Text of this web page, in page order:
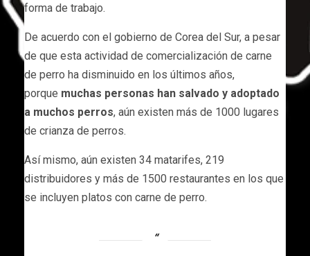
forma de trabajo.
De acuerdo con el gobierno de Corea del Sur, a pesar
de que esta actividad de comercialización de carne
de perro ha disminuido en los últimos años,
porque muchas personas han salvado y adoptado
a muchos perros, aún existen más de 1000 lugares
de crianza de perros.
Así mismo, aún existen 34 matarifes, 219
distribuidores y más de 1500 restaurantes en los que
se incluyen platos con carne de perro.